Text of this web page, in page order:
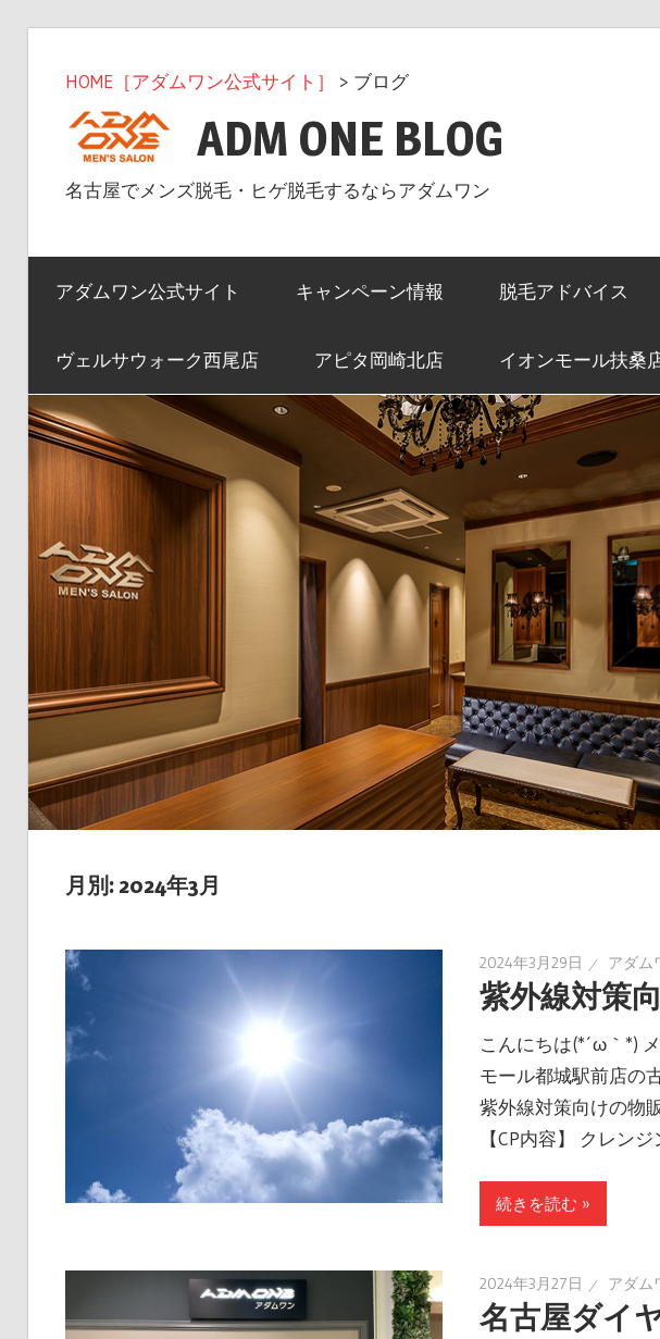
キ
HOME［アダムワン公式サイト］ > ブログ
ADM ONE BLOG
名古屋でメンズ脱毛・ヒゲ脱毛するならアダムワン
アダムワン公式サイト キャンペーン情報 脱毛アドバイス
ヴェルサウォーク西尾店 アピタ岡崎北店 イオンモール扶桑
月別: 2024年3月
2024年3月29日 アダム
紫外線対策
こんにちは(*´ω｀*)
モール都城駅前店の
紫外線対策向けの物
【CP内容】 クレン
続きを読む »
2024年3月27日 アダム
名古屋ダイ